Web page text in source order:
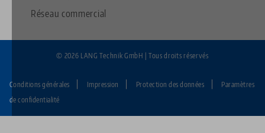
Réseau commercial
Fußzeile:
LANG
Conditions générales Impression Protection des données
Paramètres
de confidentialité
© 2026 LANG Technik GmbH | Tous droits réservés